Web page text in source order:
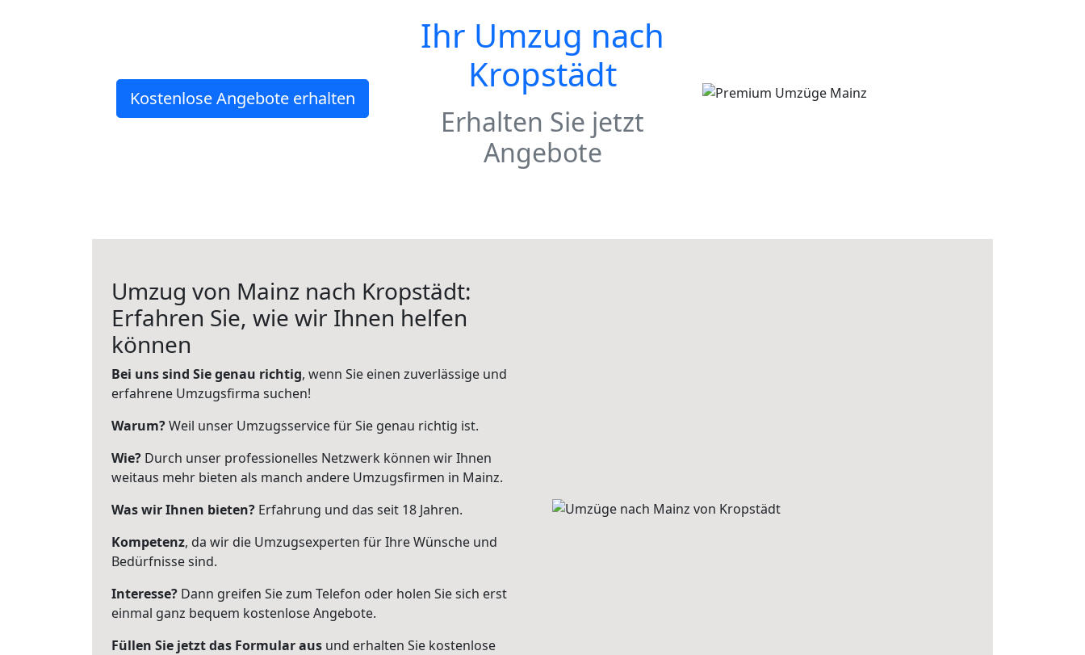
Kostenlose Angebote erhalten
Ihr Umzug nach
Kropstädt
Erhalten Sie jetzt
Angebote
Umzug von Mainz nach Kropstädt:
Erfahren Sie, wie wir Ihnen helfen
können
Bei uns sind Sie genau richtig, wenn Sie einen zuverlässige und
erfahrene Umzugsfirma suchen!
Warum?Weil unser Umzugsservice für Sie genau richtig ist.
Wie? Durch unser professionelles Netzwerk können wir Ihnen
weitaus mehr bieten als manch andere Umzugsfirmen in Mainz.
Was wir Ihnen bieten? Erfahrung und das seit 18 Jahren.
Kompetenz, da wir die Umzugsexperten für Ihre Wünsche und
Bedürfnisse sind.
Interesse? Dann greifen Sie zum Telefon oder holen Sie sich erst
einmal ganz bequem kostenlose Angebote.
Füllen Sie jetzt das Formular aus und erhalten Sie kostenlose